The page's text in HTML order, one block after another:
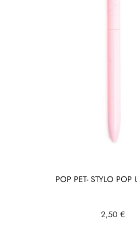
POP PET- STYLO POP
Prix
2,50 €